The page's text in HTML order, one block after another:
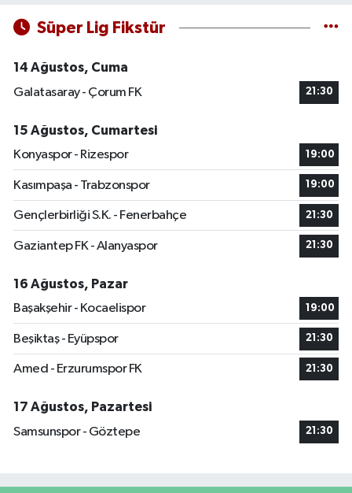
Süper Lig Fikstür
14 Ağustos, Cuma
Galatasaray - Çorum FK
21:30
15 Ağustos, Cumartesi
Konyaspor - Rizespor
19:00
Kasımpaşa - Trabzonspor 19:00
Gençlerbirliği S.K. - Fenerbahçe 21:30
Gaziantep FK - Alanyaspor 21:30
16 Ağustos, Pazar
Başakşehir - Kocaelispor
19:00
Beşiktaş - Eyüpspor 21:30
Amed - Erzurumspor FK 21:30
17 Ağustos, Pazartesi
Samsunspor - Göztepe
21:30